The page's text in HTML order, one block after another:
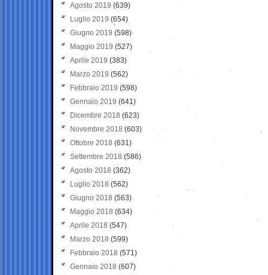
Agosto 2019 (639)
Luglio 2019 (654)
Giugno 2019 (598)
Maggio 2019 (527)
Aprile 2019 (383)
Marzo 2019 (562)
Febbraio 2019 (598)
Gennaio 2019 (641)
Dicembre 2018 (623)
Novembre 2018 (603)
Ottobre 2018 (631)
Settembre 2018 (586)
Agosto 2018 (362)
Luglio 2018 (562)
Giugno 2018 (563)
Maggio 2018 (634)
Aprile 2018 (547)
Marzo 2018 (599)
Febbraio 2018 (571)
Gennaio 2018 (607)